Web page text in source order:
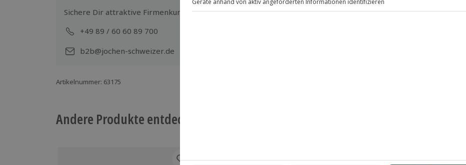
Sichere Dir attraktive Firmenkunden Vorteile.
+49 89 / 60 60 89 700
b2b@jochen-schweizer.de
Artikelnummer: 63175
Andere Produkte entdecken